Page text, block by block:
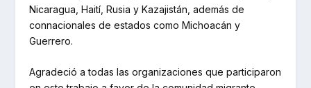
Nicaragua, Haití, Rusia y Kazajistán, además de
connacionales de estados como Michoacán y
Guerrero.
Agradeció a todas las organizaciones que participaron